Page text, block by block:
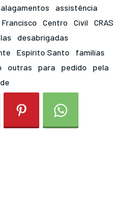
alagamentos
assistência
Centro Civil
CRAS
desabrigadas
Espírito Santo
famílias
outras para pedido
pela